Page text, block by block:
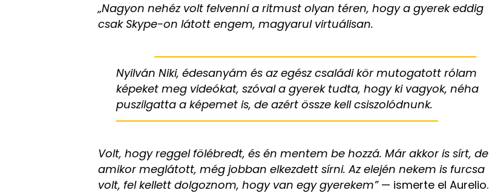
„Nagyon nehéz volt felvenni a ritmust olyan téren, hogy a gyerek eddig
csak Skype-on látott engem, magyarul virtuálisan.
Nyilván Niki, édesanyám és az egész családi kör mutogatott rólam
képeket meg videókat, szóval a gyerek tudta, hogy ki vagyok, néha
puszilgatta a képemet is, de azért össze kell csiszolódnunk.
Volt, hogy reggel fölébredt, és én mentem be hozzá. Már akkor is sírt, de
amikor meglátott, még jobban elkezdett sírni. Az elején nekem is furcsa
volt, fel kellett dolgoznom, hogy van egy gyerekem”— ismerte el Aurelio.